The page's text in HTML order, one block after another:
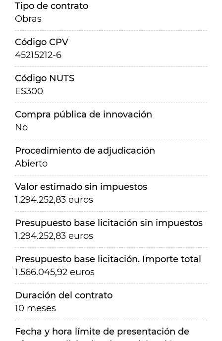
Tipo de contrato
Obras
Código CPV
45215212-6
Código NUTS
ES300
Compra pública de innovación
No
Procedimiento de adjudicación
Abierto
Valor estimado sin impuestos
1.294.252,83 euros
Presupuesto base licitación sin impuestos
1.294.252,83 euros
Presupuesto base licitación. Importe total
1.566.045,92 euros
Duración del contrato
10 meses
Fecha y hora límite de presentación de